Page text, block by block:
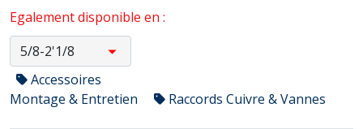
Egalement disponible en :
Accessoires
Montage & Entretien
Raccords Cuivre & Vannes